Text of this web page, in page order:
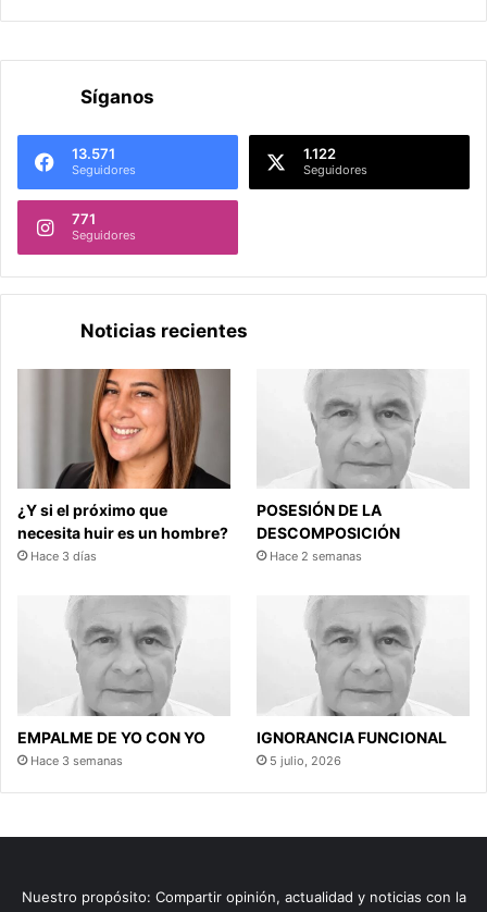
Síganos
13.571
Seguidores
1.122
Seguidores
771
Seguidores
Noticias recientes
¿Y si el próximo que
necesita huir es un hombre?
Hace 3 días
POSESIÓN DE LA
DESCOMPOSICIÓN
Hace 2 semanas
EMPALME DE YO CON YO
Hace 3 semanas
IGNORANCIA FUNCIONAL
5 julio, 2026
Nuestro propósito: Compartir opinión, actualidad y noticias con la